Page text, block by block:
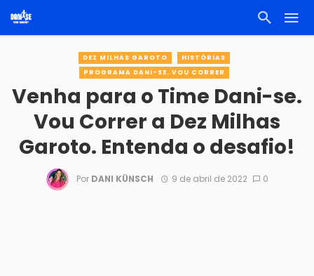
DEZ MILHAS GAROTO
HISTÓRIAS
PROGRAMA DANI-SE. VOU CORRER
Venha para o Time Dani-se.
Vou Correr a Dez Milhas
Garoto. Entenda o desafio!
Por DANI KÜNSCH 9 de abril de 2022 0